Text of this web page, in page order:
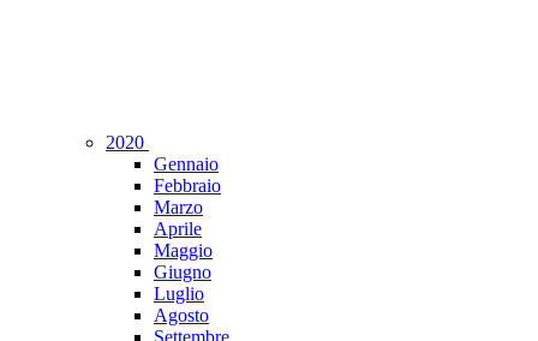
2020
Gennaio
Febbraio
Marzo
Aprile
Maggio
Giugno
Luglio
Agosto